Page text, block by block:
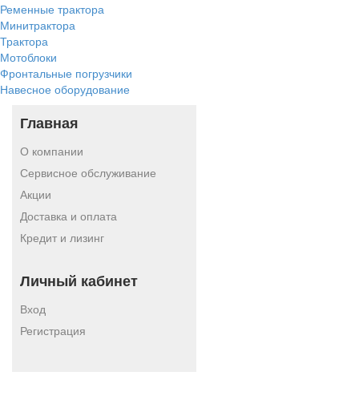
Ременные трактора
Минитрактора
Трактора
Мотоблоки
Фронтальные погрузчики
Навесное оборудование
Главная
О компании
Сервисное обслуживание
Акции
Доставка и оплата
Кредит и лизинг
Личный кабинет
Вход
Регистрация